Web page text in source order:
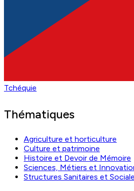
Tchéquie
Thématiques
Agriculture et horticulture
Culture et patrimoine
Histoire et Devoir de Mémoire
Sciences, Métiers et
Structures Sanitaires et